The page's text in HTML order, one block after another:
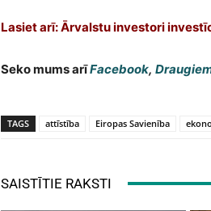
Lasiet arī: Ārvalstu investori
Seko mums arīFacebook,
TAGS attīstība Eiropas Savienība
SAISTĪTIE RAKSTI